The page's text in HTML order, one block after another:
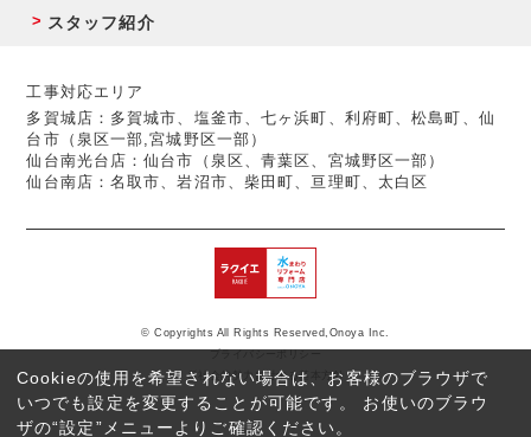
Cookieの使用を希望されない場合は、お客様のブラウザで
いつでも設定を変更することが可能です。 お使いのブラウ
ザの“設定”メニューよりご確認ください。
反社会的勢力に対する基本方針
© Copyrights All Rights Reserved,Onoya Inc.
スタッフ紹介
工事対応エリア
多賀城店：多賀城市、塩釜市、七ヶ浜町、利府町、松島町、仙
台市（泉区一部,宮城野区一部）
仙台南光台店：仙台市（泉区、青葉区、宮城野区一部）
仙台南店：名取市、岩沼市、柴田町、亘理町、太白区